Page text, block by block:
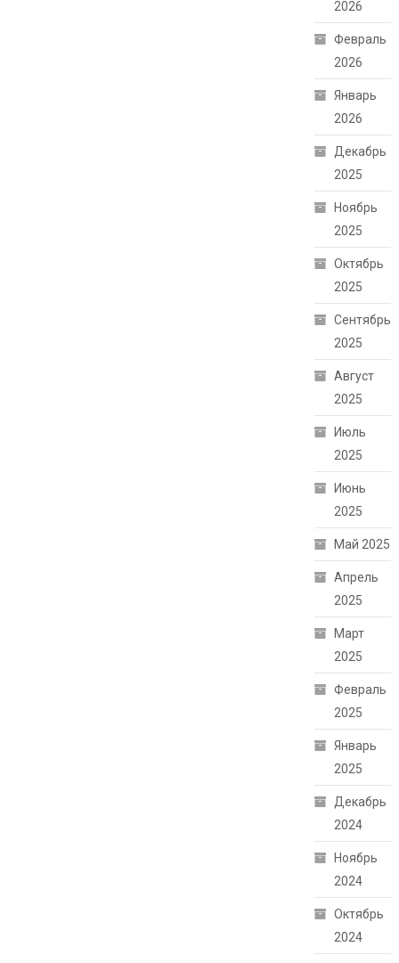
2026
Февраль
2026
Январь
2026
Декабрь
2025
Ноябрь
2025
Октябрь
2025
Сентябрь
2025
Август
2025
Июль
2025
Июнь
2025
Май 2025
Апрель
2025
Март
2025
Февраль
2025
Январь
2025
Декабрь
2024
Ноябрь
2024
Октябрь
2024